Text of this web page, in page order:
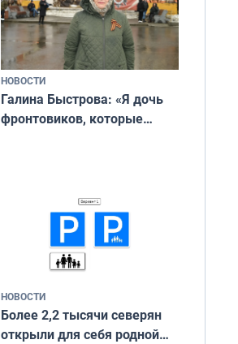
НОВОСТИ
Галина Быстрова: «Я дочь
фронтовиков, которые
НОВОСТИ
Более 2,2 тысячи северян
открыли для себя родной